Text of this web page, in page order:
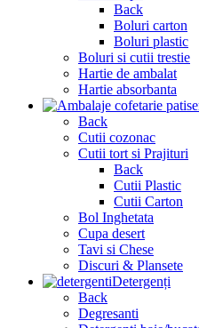
Back
Boluri carton
Boluri plastic
Boluri si cutii trestie
Hartie de ambalat
Hartie absorbanta
Back
Cutii cozonac
Cutii tort si Prajituri
Back
Cutii Plastic
Cutii Carton
Bol Inghetata
Cupa desert
Tavi si Chese
Discuri & Plansete
Detergenți
Back
Degresanti